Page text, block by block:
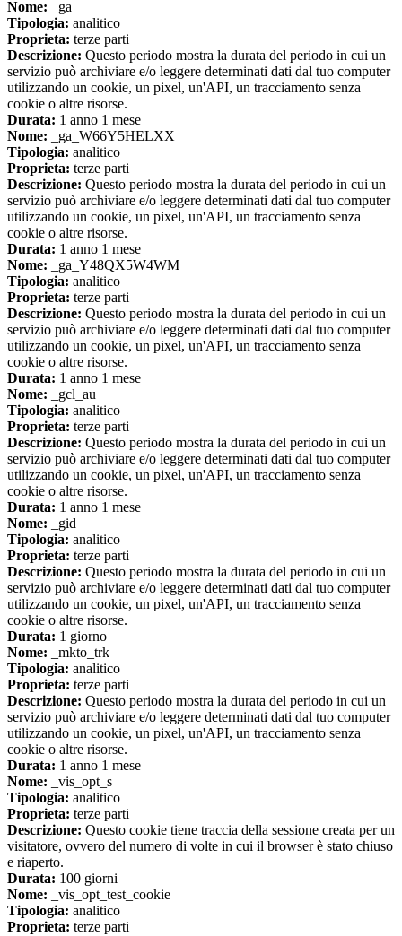
Nome: _ga
Tipologia: analitico
Proprieta: terze parti
Descrizione: Questo periodo mostra la durata del periodo in cui un
servizio può archiviare e/o leggere determinati dati dal tuo computer
utilizzando un cookie, un pixel, un'API, un tracciamento senza
cookie o altre risorse.
Durata: 1 anno 1 mese
Nome: _ga_W66Y5HELXX
Tipologia: analitico
Proprieta: terze parti
Descrizione: Questo periodo mostra la durata del periodo in cui un
servizio può archiviare e/o leggere determinati dati dal tuo computer
utilizzando un cookie, un pixel, un'API, un tracciamento senza
cookie o altre risorse.
Durata: 1 anno 1 mese
Nome: _ga_Y48QX5W4WM
Tipologia: analitico
Proprieta: terze parti
Descrizione: Questo periodo mostra la durata del periodo in cui un
servizio può archiviare e/o leggere determinati dati dal tuo computer
utilizzando un cookie, un pixel, un'API, un tracciamento senza
cookie o altre risorse.
Durata: 1 anno 1 mese
Nome: _gcl_au
Tipologia: analitico
Proprieta: terze parti
Descrizione: Questo periodo mostra la durata del periodo in cui un
servizio può archiviare e/o leggere determinati dati dal tuo computer
utilizzando un cookie, un pixel, un'API, un tracciamento senza
cookie o altre risorse.
Durata: 1 anno 1 mese
Nome: _gid
Tipologia: analitico
Proprieta: terze parti
Descrizione: Questo periodo mostra la durata del periodo in cui un
servizio può archiviare e/o leggere determinati dati dal tuo computer
utilizzando un cookie, un pixel, un'API, un tracciamento senza
cookie o altre risorse.
Durata: 1 giorno
Nome: _mkto_trk
Tipologia: analitico
Proprieta: terze parti
Descrizione: Questo periodo mostra la durata del periodo in cui un
servizio può archiviare e/o leggere determinati dati dal tuo computer
utilizzando un cookie, un pixel, un'API, un tracciamento senza
cookie o altre risorse.
Durata: 1 anno 1 mese
Nome: _vis_opt_s
Tipologia: analitico
Proprieta: terze parti
Descrizione: Questo cookie tiene traccia della sessione creata per un
visitatore, ovvero del numero di volte in cui il browser è stato chiuso
e riaperto.
Durata: 100 giorni
Nome: _vis_opt_test_cookie
Tipologia: analitico
Proprieta: terze parti